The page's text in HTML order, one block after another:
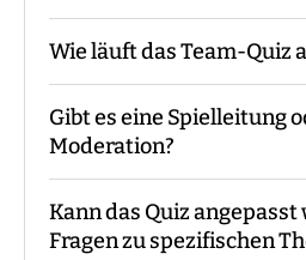
Wir benötigen einen
und Leinwand oder
Bildschirm.
Wie läuft das Team-Quiz
Der Moderator kommt
zum vereinbarten
Begrüßung sowie ggf. die
Gruppeneinteilung.
Einweisung in
Gibt es eine Spielleitung
Moderation?
Bei unserem Team-Quiz
Teilnehmerzahl - immer
Kann das Quiz
Fragen zu spezifischen